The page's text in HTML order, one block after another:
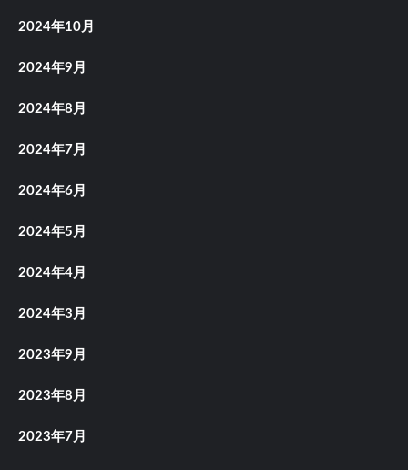
2024年10月
2024年9月
2024年8月
2024年7月
2024年6月
2024年5月
2024年4月
2024年3月
2023年9月
2023年8月
2023年7月